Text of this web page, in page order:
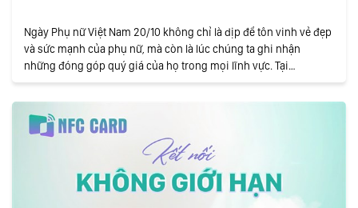
Ngày Phụ nữ Việt Nam 20/10 không chỉ là dịp để tôn vinh vẻ đẹp
và sức mạnh của phụ nữ, mà còn là lúc chúng ta ghi nhận
những đóng góp quý giá của họ trong mọi lĩnh vực. Tại
VicoNext, chúng tôi tự hào khi có những người phụ nữ tài năng
và nhiệt huyết đồng hành trên hành trình sáng tạo và đổi mới.